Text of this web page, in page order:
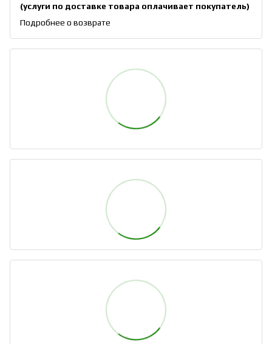
(услуги по доставке товара оплачивает покупатель)
Подробнее о возврате